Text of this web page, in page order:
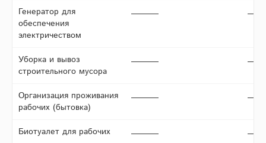
Генератор для
обеспечения
электричеством
Уборка и вывоз
строительного мусора
Организация проживания
рабочих (бытовка)
Биотуалет для рабочих